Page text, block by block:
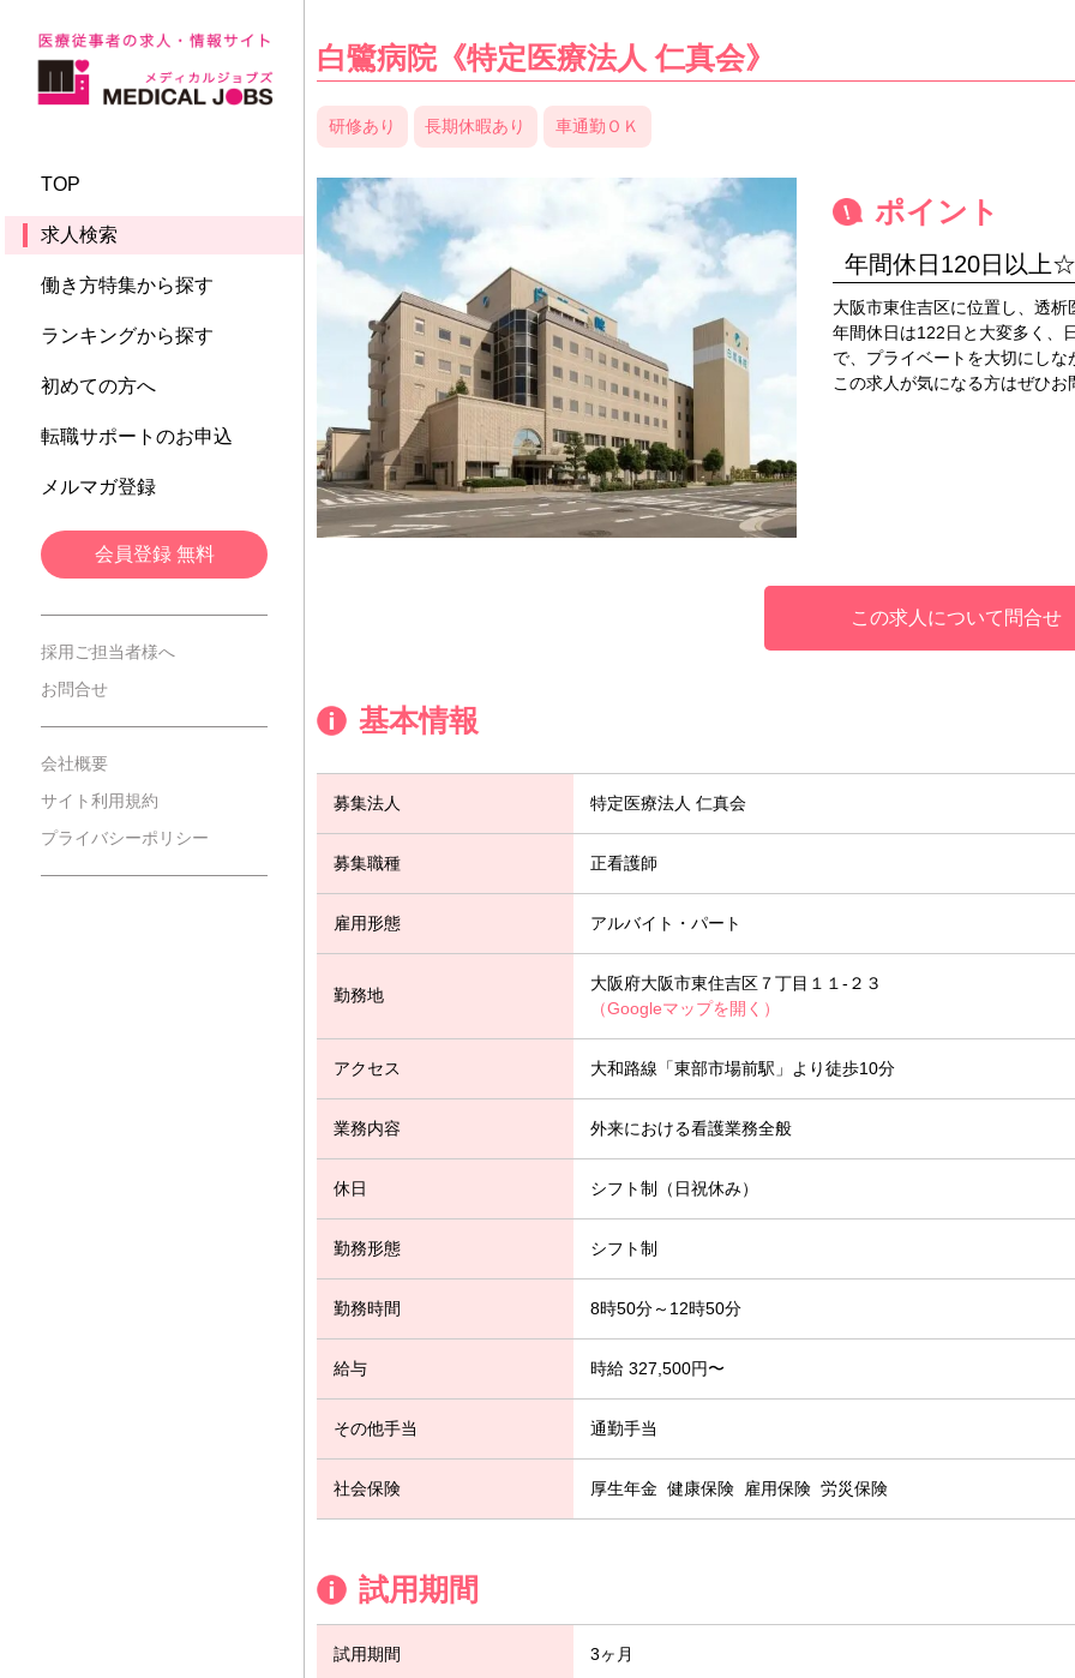
TOP
求人検索
働き方特集から探す
ランキングから探す
初めての方へ
転職サポートのお申込
メルマガ登録
会員登録 無料
採用ご担当者様へ
お問合せ
会社概要
サイト利用規約
プライバシーポリシー
白鷺病院《特定医療法人 仁真会》
研修あり 長期休暇あり 車通勤ＯＫ
ポイント
年間休日120日以上
大阪市東住吉区に位置し、透
年間休日は122日と大変多く、
で、プライベートを大切にし
この求人が気になる方はぜひお
この求人について問合せ
基本情報
募集法人 特定医療法人 仁真会
募集職種 正看護師
雇用形態 アルバイト・パート
勤務地
大阪府大阪市東住吉区７丁目１１-２３
（Googleマップを開く）
アクセス 大和路線「東部市場前駅」より徒歩10分
業務内容 外来における看護業務全般
休日 シフト制（日祝休み）
勤務形態 シフト制
勤務時間 8時50分～12時50分
給与 時給 327,500円〜
その他手当 通勤手当
社会保険 厚生年金 健康保険 雇用保険 労災保険
試用期間
試用期間 3ヶ月